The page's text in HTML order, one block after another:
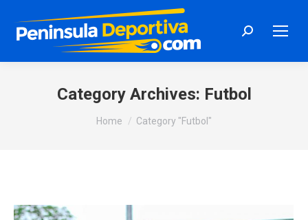
Search:
Category Archives: Futbol
You are here:
Home Category "Futbol"